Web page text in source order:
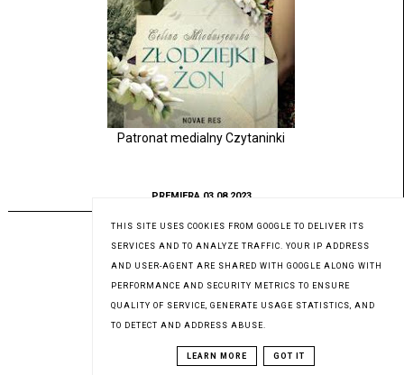
Patronat medialny Czytaninki
PREMIERA 03.08.2023
THIS SITE USES COOKIES FROM GOOGLE TO DELIVER ITS
SERVICES AND TO ANALYZE TRAFFIC. YOUR IP ADDRESS
AND USER-AGENT ARE SHARED WITH GOOGLE ALONG WITH
PERFORMANCE AND SECURITY METRICS TO ENSURE
QUALITY OF SERVICE, GENERATE USAGE STATISTICS, AND
TO DETECT AND ADDRESS ABUSE.
LEARN MORE GOT IT